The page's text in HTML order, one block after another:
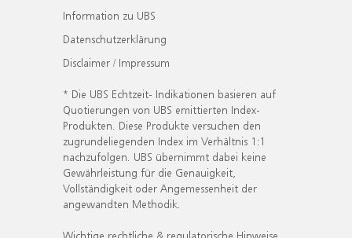
Information zu UBS
Datenschutzerklärung
Disclaimer / Impressum
* Die UBS Echtzeit- Indikationen basieren auf
Quotierungen von UBS emittierten Index-
Produkten. Diese Produkte versuchen den
zugrundeliegenden Index im Verhältnis 1:1
nachzufolgen. UBS übernimmt dabei keine
Gewährleistung für die Genauigkeit,
Vollständigkeit oder Angemessenheit der
angewandten Methodik.